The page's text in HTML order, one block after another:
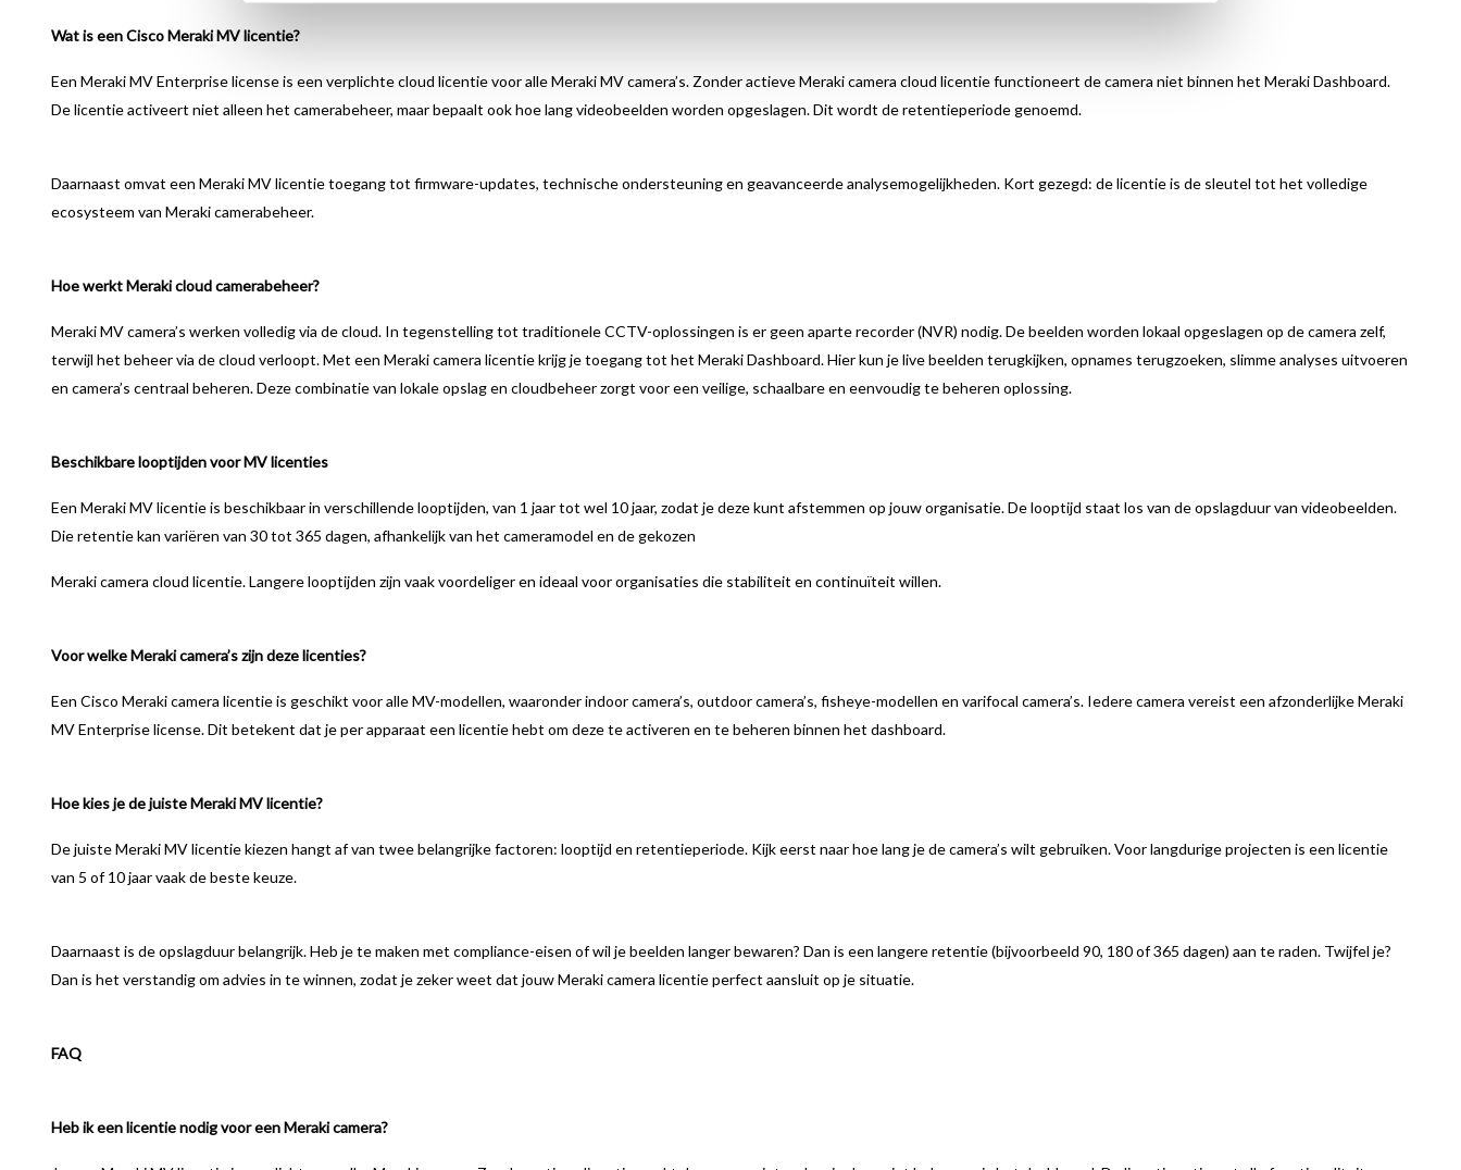
Wat is een Cisco Meraki MV licentie?
Een Meraki MV Enterprise license is een verplichte cloud licentie voor alle Meraki MV camera’s. Zonder actieve Meraki camera cloud licentie functioneert de camera niet binnen het Meraki Dashboard.
De licentie activeert niet alleen het camerabeheer, maar bepaalt ook hoe lang videobeelden worden opgeslagen. Dit wordt de retentieperiode genoemd.
Daarnaast omvat een Meraki MV licentie toegang tot firmware-updates, technische ondersteuning en geavanceerde analysemogelijkheden. Kort gezegd: de licentie is de sleutel tot het volledige
ecosysteem van Meraki camerabeheer.
Hoe werkt Meraki cloud camerabeheer?
Meraki MV camera’s werken volledig via de cloud. In tegenstelling tot traditionele CCTV-oplossingen is er geen aparte recorder (NVR) nodig. De beelden worden lokaal opgeslagen op de camera zelf,
terwijl het beheer via de cloud verloopt. Met een Meraki camera licentie krijg je toegang tot het Meraki Dashboard. Hier kun je live beelden terugkijken, opnames terugzoeken, slimme analyses uitvoeren
en camera’s centraal beheren. Deze combinatie van lokale opslag en cloudbeheer zorgt voor een veilige, schaalbare en eenvoudig te beheren oplossing.
Beschikbare looptijden voor MV licenties
Een Meraki MV licentie is beschikbaar in verschillende looptijden, van 1 jaar tot wel 10 jaar, zodat je deze kunt afstemmen op jouw organisatie. De looptijd staat los van de opslagduur van videobeelden.
Die retentie kan variëren van 30 tot 365 dagen, afhankelijk van het cameramodel en de gekozen
Meraki camera cloud licentie. Langere looptijden zijn vaak voordeliger en ideaal voor organisaties die stabiliteit en continuïteit willen.
Voor welke Meraki camera’s zijn deze licenties?
Een Cisco Meraki camera licentie is geschikt voor alle MV-modellen, waaronder indoor camera’s, outdoor camera’s, fisheye-modellen en varifocal camera’s. Iedere camera vereist een afzonderlijke Meraki
MV Enterprise license. Dit betekent dat je per apparaat een licentie hebt om deze te activeren en te beheren binnen het dashboard.
Hoe kies je de juiste Meraki MV licentie?
De juiste Meraki MV licentie kiezen hangt af van twee belangrijke factoren: looptijd en retentieperiode. Kijk eerst naar hoe lang je de camera’s wilt gebruiken. Voor langdurige projecten is een licentie
van 5 of 10 jaar vaak de beste keuze.
Daarnaast is de opslagduur belangrijk. Heb je te maken met compliance-eisen of wil je beelden langer bewaren? Dan is een langere retentie (bijvoorbeeld 90, 180 of 365 dagen) aan te raden. Twijfel je?
Dan is het verstandig om advies in te winnen, zodat je zeker weet dat jouw Meraki camera licentie perfect aansluit op je situatie.
FAQ
Heb ik een licentie nodig voor een Meraki camera?